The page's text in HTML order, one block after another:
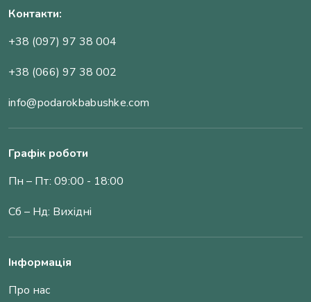
Контакти:
+38 (097) 97 38 004
+38 (066) 97 38 002
info@podarokbabushke.com
Графік роботи
Пн – Пт: 09:00 - 18:00
Сб – Нд: Вихідні
Інформація
Про нас